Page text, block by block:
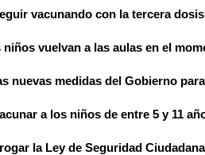
vacunando con la tercera
vuelvan a las aulas en el
nuevas medidas del Gobierno
a los niños de entre 5 y 11
la Ley de Seguridad